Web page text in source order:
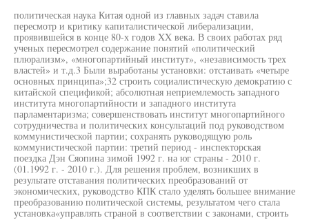
политическая наука Китая одной из главных задач ставила
пересмотр и критику капиталистической либерализации,
проявившейся в конце 80-х годов XX века. В своих работах ряд
ученых пересмотрел содержание понятий «политический
плюрализм», «многопартийный институт», «независимость трех
властей» и т.д.3 Были выработаны установки: отстаивать «четыре
основных принципа»;32 строить социалистическую демократию с
китайской спецификой; абсолютная неприемлемость западного
института многопартийности и западного института
парламентаризма; совершенствовать институт многопартийного
сотрудничества и политических консультаций под руководством
коммунистической партии; сохранять руководящую роль
коммунистической партии: третий период - инспекторская
поездка Дэн Сяопина зимой 1992 г. на юг страны - 2010 г.
(01.1992 г. - 2010 г.). Для решения проблем, возникших в
результате отставания политических преобразований от
экономических, руководство КПК стало уделять большее внимание
преобразованию политической системы, результатом чего стала
установка«управлять страной в соответствии с законами, строить